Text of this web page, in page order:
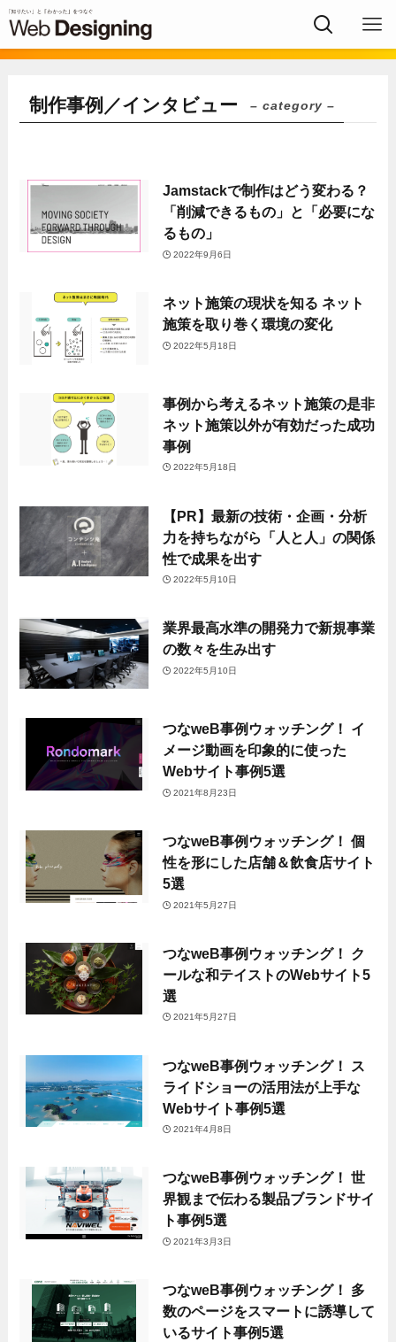
制作事例／インタビュー – category –
Jamstackで制作はどう変わる？
「削減できるもの」と「必要にな
るもの」
2022年9月6日
ネット施策の現状を知る ネット
施策を取り巻く環境の変化
2022年5月18日
事例から考えるネット施策の是非
ネット施策以外が有効だった成功
事例
2022年5月18日
【PR】最新の技術・企画・分析
力を持ちながら「人と人」の関係
性で成果を出す
2022年5月10日
業界最高水準の開発力で新規事業
の数々を生み出す
2022年5月10日
つなweB事例ウォッチング！ イ
メージ動画を印象的に使った
Webサイト事例5選
2021年8月23日
つなweB事例ウォッチング！ 個
性を形にした店舗＆飲食店サイト
5選
2021年5月27日
つなweB事例ウォッチング！ ク
ールな和テイストのWebサイト5
選
2021年5月27日
つなweB事例ウォッチング！ ス
ライドショーの活用法が上手な
Webサイト事例5選
2021年4月8日
つなweB事例ウォッチング！ 世
界観まで伝わる製品ブランドサイ
ト事例5選
2021年3月3日
つなweB事例ウォッチング！ 多
数のページをスマートに誘導して
いるサイト事例5選